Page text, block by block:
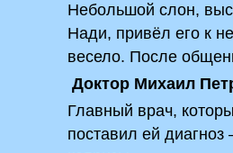
Небольшой слон,
Нади, привёл его к
весело. После
Доктор Михаил
Главный врач,
поставил ей